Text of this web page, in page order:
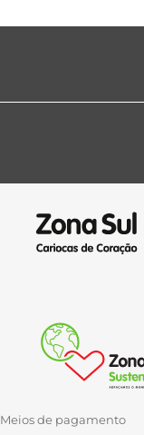
Meios de pagamento